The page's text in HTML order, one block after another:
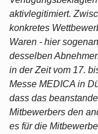
aktivlegitimiert.
konkretes
Waren - hier
desselben
in der Zeit vom 17.
Messe MEDICA in
dass das
Mitbewerbers den
es für die